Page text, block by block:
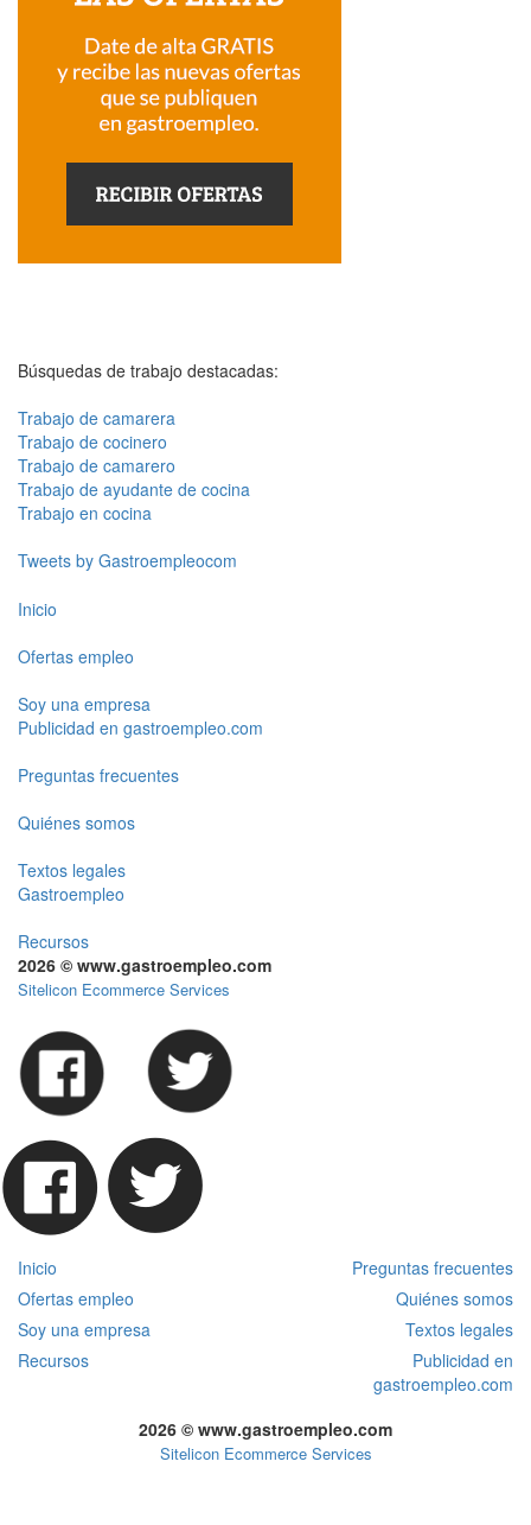
Búsquedas de trabajo destacadas:
Trabajo de camarera
Trabajo de cocinero
Trabajo de camarero
Trabajo de ayudante de cocina
Trabajo en cocina
Tweets by Gastroempleocom
Inicio
Ofertas empleo
Soy una empresa
Publicidad en gastroempleo.com
Preguntas frecuentes
Quiénes somos
Textos legales
Gastroempleo
Recursos
2026 © www.gastroempleo.com
Sitelicon Ecommerce Services
Inicio
Preguntas frecuentes
Ofertas empleo
Quiénes somos
Soy una empresa
Textos legales
Recursos
Publicidad en
gastroempleo.com
2026 © www.gastroempleo.com
Sitelicon Ecommerce Services